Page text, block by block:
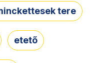
tere
etető